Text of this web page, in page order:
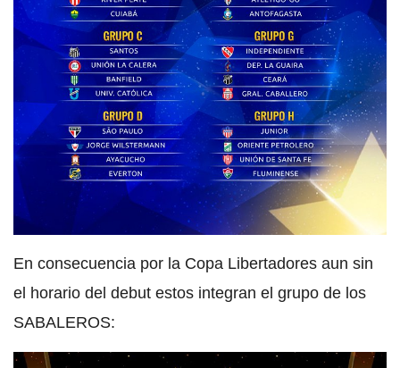
En consecuencia por la Copa Libertadores aun sin
el horario del debut estos integran el grupo de los
SABALEROS: